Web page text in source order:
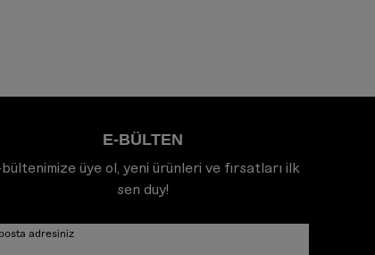
E-BÜLTEN
üye ol, yeni ürünleri ve fırsatları ilk
sen duy!
adresiniz